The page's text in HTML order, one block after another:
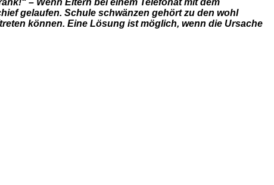
gelaufen. Schule schwänzen gehört zu den wohl
können. Eine Lösung ist möglich, wenn die Ursache